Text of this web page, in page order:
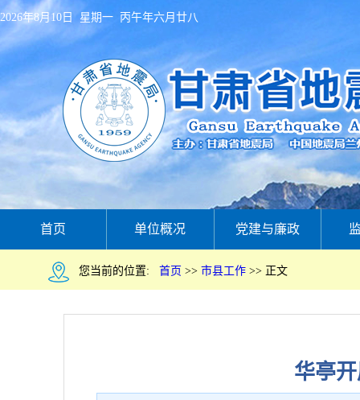
2026年8月10日 星期一 丙午年六月廿八
首页 单位概况 党建与廉政
您当前的位置: 首页 >> 市县工作 >> 正文
华亭